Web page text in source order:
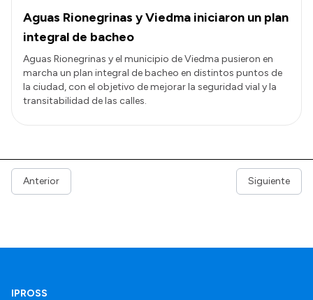
Aguas Rionegrinas y Viedma iniciaron un plan
integral de bacheo
Aguas Rionegrinas y el municipio de Viedma pusieron en
marcha un plan integral de bacheo en distintos puntos de
la ciudad, con el objetivo de mejorar la seguridad vial y la
transitabilidad de las calles.
Anterior Siguiente
IPROSS